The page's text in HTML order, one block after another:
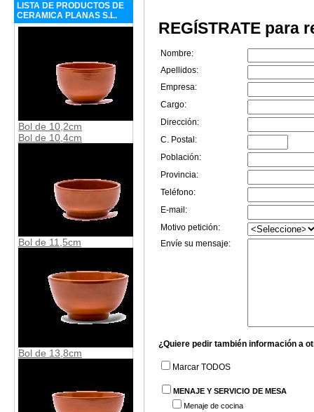
LISTA DE PRODUCTOS DE
CERAMICA PLANAS S.L.
Bol de 10,2cm
Bol de 10,4cm
Bol de 11,5cm
Bol de 13,8cm
REGÍSTRATE para
Nombre:
Apellidos:
Empresa:
Cargo:
Dirección:
C. Postal:
Población:
Provincia:
Teléfono:
E-mail:
Motivo petición:
Envíe su mensaje:
¿Quiere pedir también información a
Marcar TODOS
MENAJE Y SERVICIO DE MESA
Menaje de cocina